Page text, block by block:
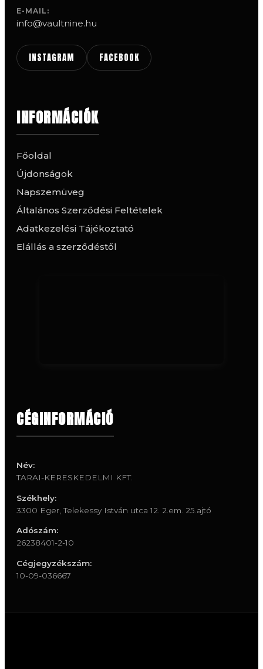
E-MAIL:
info@vaultnine.hu
INSTAGRAM FACEBOOK
INFORMÁCIÓK
Főoldal
Újdonságok
Napszemüveg
Általános Szerződési Feltételek
Adatkezelési Tájékoztató
Elállás a szerződéstől
CÉGINFORMÁCIÓ
Név:
TARAI-KERESKEDELMI KFT.
Székhely:
3300 Eger, Telekessy István utca 12. 2.em. 25.ajtó
Adószám:
26238401-2-10
Cégjegyzékszám:
10-09-036667